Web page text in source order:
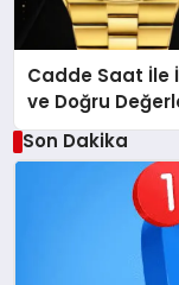
Cadde Saat İle
ve Doğru
Son Dakika